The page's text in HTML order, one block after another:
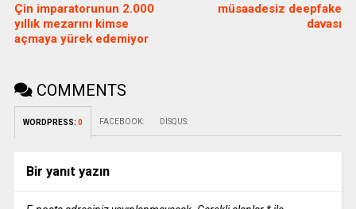
Çin imparatorunun 2.000
yıllık mezarını kimse
açmaya yürek edemiyor
müsaadesiz deepfake
davası
COMMENTS
WORDPRESS: 0 FACEBOOK: DISQUS:
Bir yanıt yazın